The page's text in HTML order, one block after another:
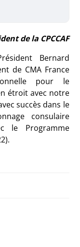
de la CPCCAF
Bernard
de CMA France
pour le
étroit avec notre
succès dans le
consulaire
le Programme